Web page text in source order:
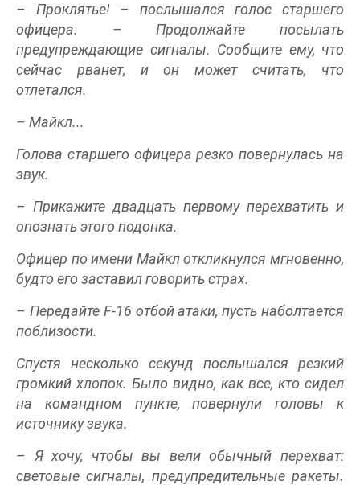
– Проклятье! – послышался голос старшего
офицера. – Продолжайте посылать
предупреждающие сигналы. Сообщите ему, что
сейчас рванет, и он может считать, что
отлетался.
– Майкл...
Голова старшего офицера резко повернулась на
звук.
– Прикажите двадцать первому перехватить и
опознать этого подонка.
Офицер по имени Майкл откликнулся мгновенно,
будто его заставил говорить страх.
– Передайте F-16 отбой атаки, пусть наболтается
поблизости.
Спустя несколько секунд послышался резкий
громкий хлопок. Было видно, как все, кто сидел
на командном пункте, повернули головы к
источнику звука.
– Я хочу, чтобы вы вели обычный перехват:
световые сигналы, предупредительные ракеты.